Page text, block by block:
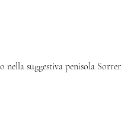
suggestiva penisola